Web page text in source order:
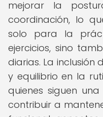
mejorar la
coordinación, lo
solo para la
ejercicios, sino
diarias. La inclusión
y equilibrio en la
quienes siguen
contribuir a